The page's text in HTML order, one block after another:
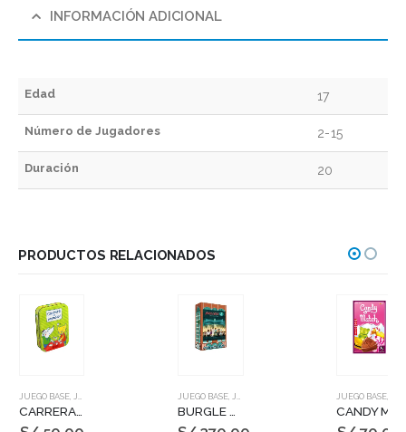
INFORMACIÓN ADICIONAL
Edad 17
Número de Jugadores 2-15
Duración 20
PRODUCTOS RELACIONADOS
JUEGO BASE, JUEGOS DE MESA
CARRERA DE ANIMALES
JUEGO BASE, JUEGOS DE MESA JUEGO BASE